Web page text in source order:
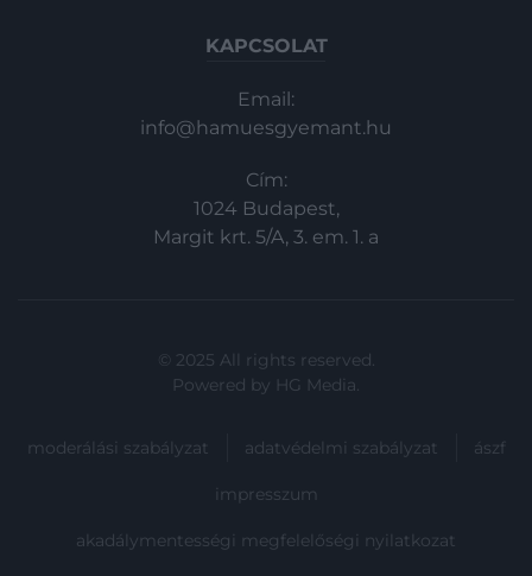
KAPCSOLAT
Email:
info@hamuesgyemant.hu
Cím:
1024 Budapest,
Margit krt. 5/A, 3. em. 1. a
© 2025 All rights reserved.
Powered by HG Media.
moderálási szabályzat adatvédelmi szabályzat ászf
impresszum
akadálymentességi megfelelőségi nyilatkozat